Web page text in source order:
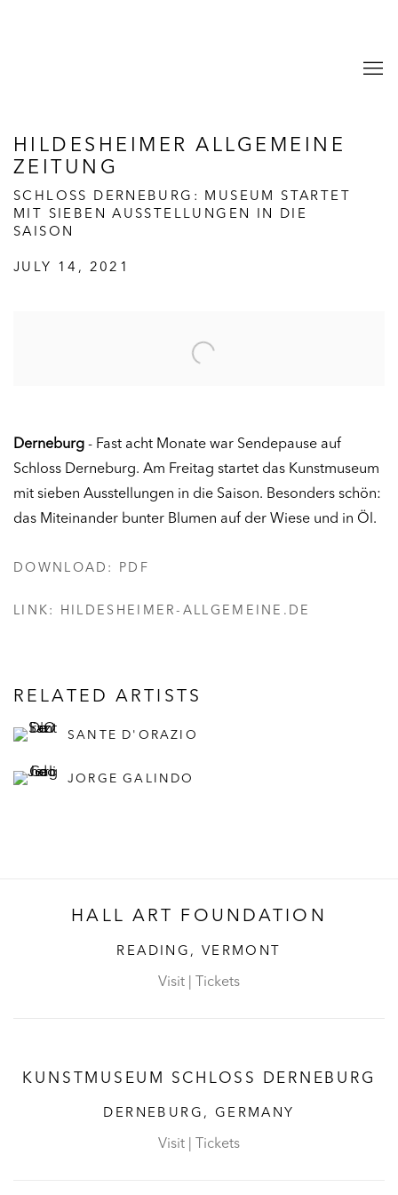
HILDESHEIMER ALLGEMEINE
ZEITUNG
SCHLOSS DERNEBURG: MUSEUM STARTET
MIT SIEBEN AUSSTELLUNGEN IN DIE
SAISON
JULY 14, 2021
Derneburg - Fast acht Monate war Sendepause auf
Schloss Derneburg. Am Freitag startet das Kunstmuseum
mit sieben Ausstellungen in die Saison. Besonders schön:
das Miteinander bunter Blumen auf der Wiese und in Öl.
DOWNLOAD: PDF
LINK: HILDESHEIMER-ALLGEMEINE.DE
RELATED ARTISTS
SANTE D'ORAZIO
JORGE GALINDO
HALL ART FOUNDATION
READING, VERMONT
Visit | Tickets
KUNSTMUSEUM SCHLOSS DERNEBURG
DERNEBURG, GERMANY
Visit | Tickets